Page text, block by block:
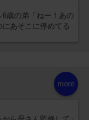
歳の弟「ねー！あの
あそこに停めてる
more